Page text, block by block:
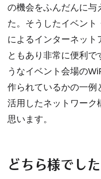
の機会をふんだんに与
た。そうしたイベント
によるインターネット
ともあり非常に便利で
うなイベント会場の
作られているかの一例
活用したネットワーク
思います。
どちら様でし